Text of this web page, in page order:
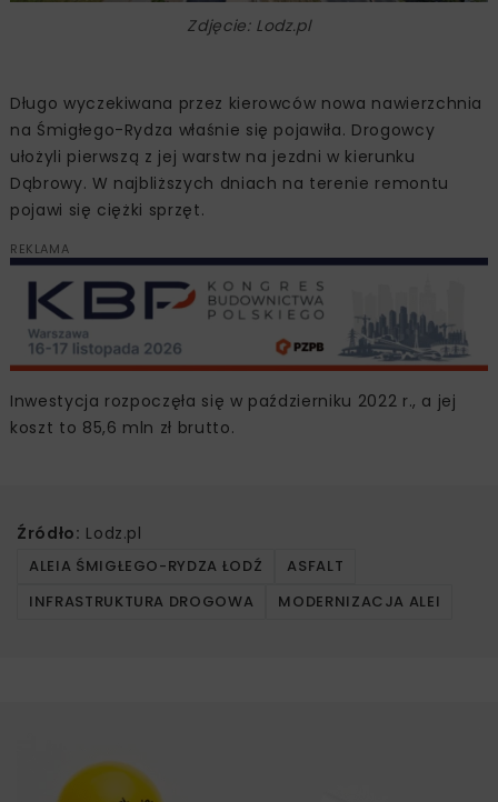
Zdjęcie: Lodz.pl
Długo wyczekiwana przez kierowców nowa nawierzchnia
na Śmigłego-Rydza właśnie się pojawiła. Drogowcy
ułożyli pierwszą z jej warstw na jezdni w kierunku
Dąbrowy. W najbliższych dniach na terenie remontu
pojawi się ciężki sprzęt.
REKLAMA
Inwestycja rozpoczęła się w październiku 2022 r., a jej
koszt to 85,6 mln zł brutto.
Źródło: Lodz.pl
ALEIA ŚMIGŁEGO-RYDZA ŁODŹ
ASFALT
INFRASTRUKTURA DROGOWA
MODERNIZACJA ALEI